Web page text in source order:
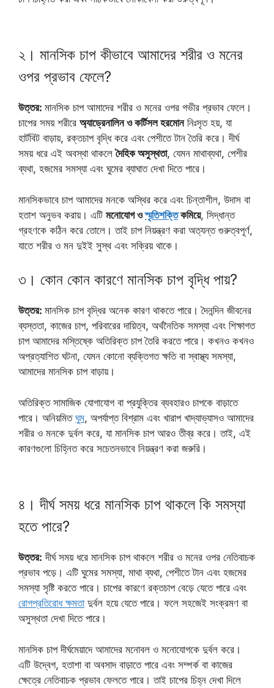
২। মানসিক চাপ কীভাবে আমাদের শরীর ও মনের
ওপর প্রভাব ফেলে?
উত্তর: মানসিক চাপ আমাদের শরীর ও মনের ওপর গভীর প্রভাব ফেলে।
চাপের সময় শরীরে অ্যাড্রেনালিন ও কর্টিসল হরমোননিঃসৃত হয়, যা
হার্টবিট বাড়ায়, রক্তচাপ বৃদ্ধি করে এবং পেশীতে টান তৈরি করে। দীর্ঘ
সময় ধরে এই অবস্থা থাকলেদৈহিক অসুস্থতা, যেমন মাথাব্যথা, পেশীর
ব্যথা, হজমের সমস্যা এবং ঘুমের ব্যাঘাত দেখা দিতে পারে।
মানসিকভাবে চাপ আমাদের মনকে অস্থির করে এবং চিন্তাশীল, উদাস বা
হতাশ অনুভব করায়। এটি মনোযোগ ওস্মৃতিশক্তিকমিয়ে, সিদ্ধান্ত
গ্রহণকে কঠিন করে তোলে। তাই চাপ নিয়ন্ত্রণ করা অত্যন্ত গুরুত্বপূর্ণ,
যাতে শরীর ও মন দুইই সুস্থ এবং সক্রিয় থাকে।
৩। কোন কোন কারণে মানসিক চাপ বৃদ্ধি পায়?
উত্তর: মানসিক চাপ বৃদ্ধির অনেক কারণ থাকতে পারে। দৈনন্দিন জীবনের
ব্যস্ততা, কাজের চাপ, পরিবারের দায়িত্ব, অর্থনৈতিক সমস্যা এবং শিক্ষাগত
চাপ আমাদের মস্তিষ্কে অতিরিক্ত চাপ তৈরি করতে পারে। কখনও কখনও
অপ্রত্যাশিত ঘটনা, যেমন কোনো ব্যক্তিগত ক্ষতি বা স্বাস্থ্য সমস্যা,
আমাদের মানসিক চাপ বাড়ায়।
অতিরিক্ত সামাজিক যোগাযোগ বা প্রযুক্তির ব্যবহারও চাপকে বাড়াতে
পারে। অনিয়মিত ঘুম, অপর্যাপ্ত বিশ্রাম এবং খারাপ খাদ্যাভ্যাসও আমাদের
শরীর ও মনকে দুর্বল করে, যা মানসিক চাপ আরও তীব্র করে। তাই, এই
কারণগুলো চিহ্নিত করে সচেতনভাবে নিয়ন্ত্রণ করা জরুরি।
৪। দীর্ঘ সময় ধরে মানসিক চাপ থাকলে কি সমস্যা
হতে পারে?
উত্তর: দীর্ঘ সময় ধরে মানসিক চাপ থাকলে শরীর ও মনের ওপর নেতিবাচক
প্রভাব পড়ে। এটি ঘুমের সমস্যা, মাথা ব্যথা, পেশীতে টান এবং হজমের
সমস্যা সৃষ্টি করতে পারে। চাপের কারণে রক্তচাপ বেড়ে যেতে পারে এবং
রোগপ্রতিরোধ ক্ষমতাদুর্বল হয়ে যেতে পারে। ফলে সহজেই সংক্রমণ বা
অসুস্থতা দেখা দিতে পারে।
মানসিক চাপ দীর্ঘমেয়াদে আমাদের মনোবল ও মনোযোগকে দুর্বল করে।
এটি উদ্বেগ, হতাশা বা অবসাদ বাড়াতে পারে এবং সম্পর্ক বা কাজের
ক্ষেত্রে নেতিবাচক প্রভাব ফেলতে পারে। তাই চাপের চিহ্ন দেখা দিলে